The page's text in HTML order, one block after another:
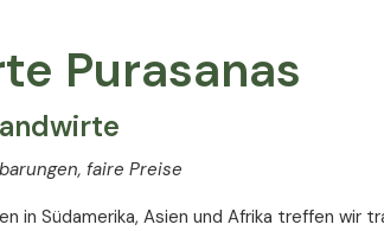
Purasanas
faire Preise
in Südamerika, Asien und Afrika treffen wir